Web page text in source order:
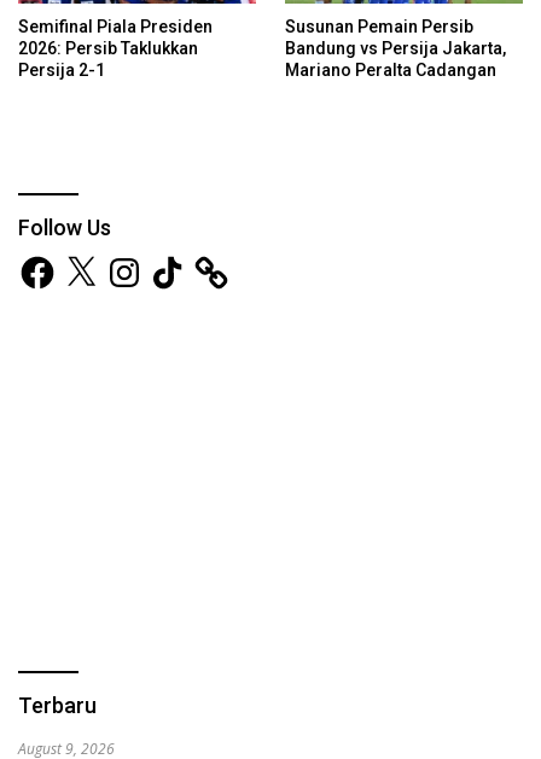
Semifinal Piala Presiden
2026: Persib Taklukkan
Persija 2-1
Susunan Pemain Persib
Bandung vs Persija Jakarta,
Mariano Peralta Cadangan
Follow Us
Facebook
X Instagram
TikTok
Terbaru
August 9, 2026